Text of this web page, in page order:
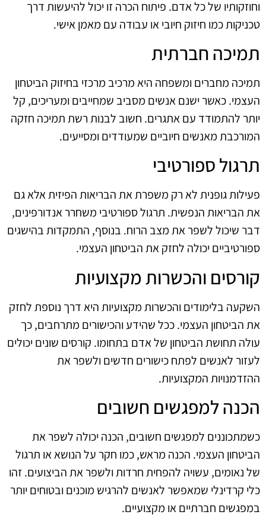
וחוזקותיו של כל אדם. פיתוח הכרה זו יכול להיעשות דרך
טכניקות כמו חיזוק חיובי או עבודה עם מאמן אישי.
תמיכה חברתית
תמיכה מחברים ומשפחה היא מרכיב מרכזי בחיזוק הביטחון
העצמי. כאשר ישנם אנשים מסביב שמחייבים ומעריכים, קל
יותר להתמודד עם אתגרים. חשוב לבנות רשת תמיכה חזקה
המורכבת מאנשים חיוביים שמעודדים ומסייעים.
תרגול ספורטיבי
פעילות גופנית לא רק משפרת את הבריאות הפיזית אלא גם
את הבריאות הנפשית. תרגול ספורטיבי משחרר אנדורפינים,
דבר שיכול לשפר את מצב הרוח. בנוסף, התמקדות בהישגים
ספורטיביים יכולה לחזק את הביטחון העצמי.
קורסים והכשרות מקצועיות
השקעה בלימודים והכשרות מקצועיות היא דרך נוספת לחזק
את הביטחון העצמי. ככל שהידע והכישורים מתרחבים, כך
עולה תחושת הביטחון של אדם בתחומו. קורסים שונים יכולים
לעזור לאנשים לפתח כישורים חדשים ולשפר את
ההזדמנויות המקצועיות.
הכנה למפגשים חשובים
כשמתכוננים למפגשים חשובים, הכנה יכולה לשפר את
הביטחון העצמי. הכנה מראש, כמו חקר על הנושא או תרגול
של נאומים, עשויה להפחית חרדות ולשפר את הביצועים. זהו
כלי קרדינלי שמאפשר לאנשים להרגיש מוכנים ובטוחים יותר
במפגשים חברתיים או מקצועיים.